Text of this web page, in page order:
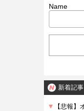
Name
新着記事